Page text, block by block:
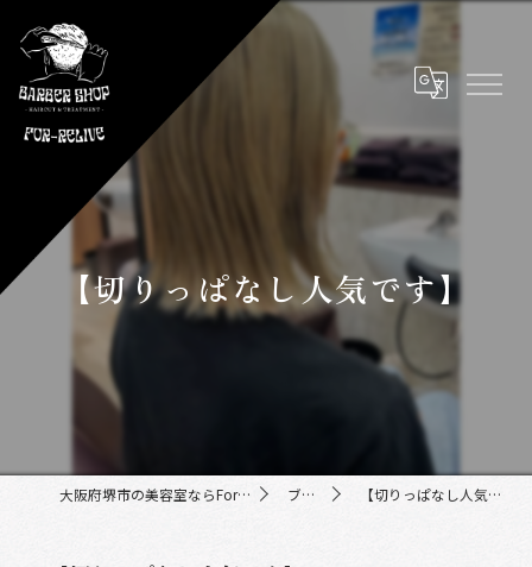
【切りっぱなし人気です】
大阪府堺市の美容室ならFor-Relive ブログ 【切りっぱなし人気です】